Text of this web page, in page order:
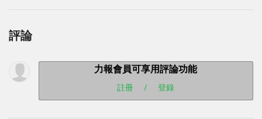
評論
力報會員可享用評論功能
註冊 / 登錄